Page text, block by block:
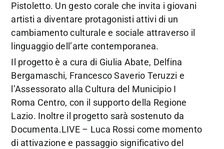
Pistoletto. Un gesto corale che invita i giovani
artisti a diventare protagonisti attivi di un
cambiamento culturale e sociale attraverso il
linguaggio dell’arte contemporanea.
Il progetto è a cura di Giulia Abate, Delfina
Bergamaschi, Francesco Saverio Teruzzi e
l’Assessorato alla Cultura del Municipio I
Roma Centro, con il supporto della Regione
Lazio. Inoltre il progetto sarà sostenuto da
Documenta.LIVE – Luca Rossi come momento
di attivazione e passaggio significativo del